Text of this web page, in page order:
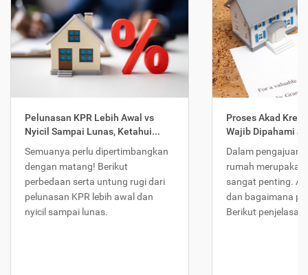
Pelunasan KPR Lebih Awal vs
Nyicil Sampai Lunas, Ketahui...
Semuanya perlu dipertimbangkan
dengan matang! Berikut
perbedaan serta untung rugi dari
pelunasan KPR lebih awal dan
nyicil sampai lunas.
Proses Akad
Wajib Dipahami
Dalam pengajuan
rumah
sangat penting.
dan bagaimana
Berikut